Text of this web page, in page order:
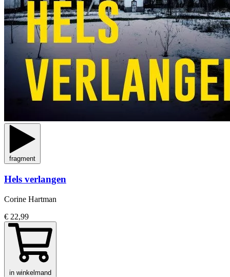
fragment
Hels verlangen
Corine Hartman
€ 22,99
in winkelmand